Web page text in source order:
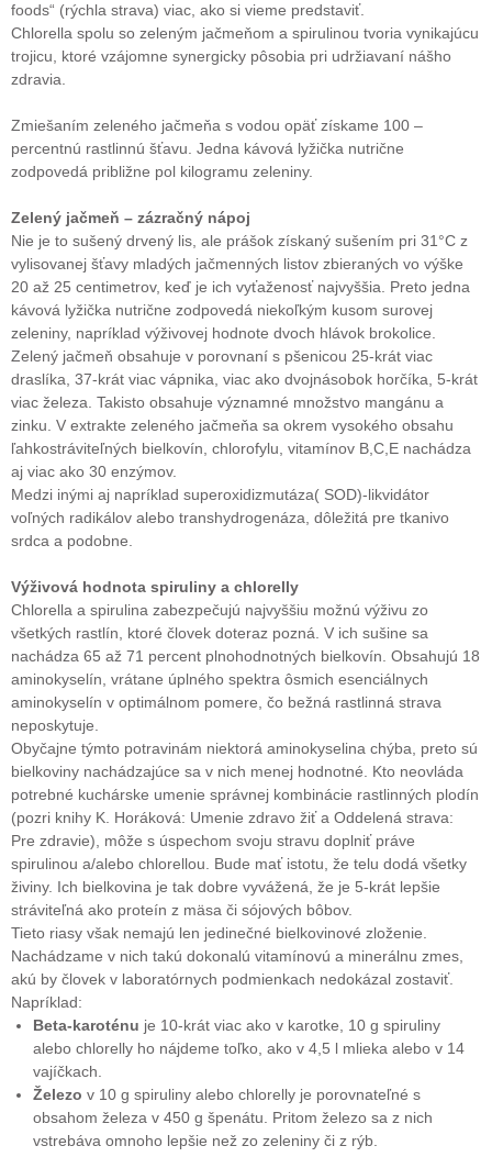
foods“ (rýchla strava) viac, ako si vieme predstaviť.
Chlorella spolu so zeleným jačmeňom a spirulinou tvoria vynikajúcu
trojicu, ktoré vzájomne synergicky pôsobia pri udržiavaní nášho
zdravia.
Zmiešaním zeleného jačmeňa s vodou opäť získame 100 –
percentnú rastlinnú šťavu. Jedna kávová lyžička nutrične
zodpovedá približne pol kilogramu zeleniny.
Zelený jačmeň – zázračný nápoj
Nie je to sušený drvený lis, ale prášok získaný sušením pri 31°C z
vylisovanej šťavy mladých jačmenných listov zbieraných vo výške
20 až 25 centimetrov, keď je ich vyťaženosť najvyššia. Preto jedna
kávová lyžička nutrične zodpovedá niekoľkým kusom surovej
zeleniny, napríklad výživovej hodnote dvoch hlávok brokolice.
Zelený jačmeň obsahuje v porovnaní s pšenicou 25-krát viac
draslíka, 37-krát viac vápnika, viac ako dvojnásobok horčíka, 5-krát
viac železa. Takisto obsahuje významné množstvo mangánu a
zinku. V extrakte zeleného jačmeňa sa okrem vysokého obsahu
ľahkostráviteľných bielkovín, chlorofylu, vitamínov B,C,E nachádza
aj viac ako 30 enzýmov.
Medzi inými aj napríklad superoxidizmutáza( SOD)-likvidátor
voľných radikálov alebo transhydrogenáza, dôležitá pre tkanivo
srdca a podobne.
Výživová hodnota spiruliny a chlorelly
Chlorella a spirulina zabezpečujú najvyššiu možnú výživu zo
všetkých rastlín, ktoré človek doteraz pozná. V ich sušine sa
nachádza 65 až 71 percent plnohodnotných bielkovín. Obsahujú 18
aminokyselín, vrátane úplného spektra ôsmich esenciálnych
aminokyselín v optimálnom pomere, čo bežná rastlinná strava
neposkytuje.
Obyčajne týmto potravinám niektorá aminokyselina chýba, preto sú
bielkoviny nachádzajúce sa v nich menej hodnotné. Kto neovláda
potrebné kuchárske umenie správnej kombinácie rastlinných plodín
(pozri knihy K. Horáková: Umenie zdravo žiť a Oddelená strava:
Pre zdravie), môže s úspechom svoju stravu doplniť práve
spirulinou a/alebo chlorellou. Bude mať istotu, že telu dodá všetky
živiny. Ich bielkovina je tak dobre vyvážená, že je 5-krát lepšie
stráviteľná ako proteín z mäsa či sójových bôbov.
Tieto riasy však nemajú len jedinečné bielkovinové zloženie.
Nachádzame v nich takú dokonalú vitamínovú a minerálnu zmes,
akú by človek v laboratórnych podmienkach nedokázal zostaviť.
Napríklad:
Beta-karoténu je 10-krát viac ako v karotke, 10 g spiruliny
alebo chlorelly ho nájdeme toľko, ako v 4,5 l mlieka alebo v 14
vajíčkach.
Železo v 10 g spiruliny alebo chlorelly je porovnateľné s
obsahom železa v 450 g špenátu. Pritom železo sa z nich
vstrebáva omnoho lepšie než zo zeleniny či z rýb.